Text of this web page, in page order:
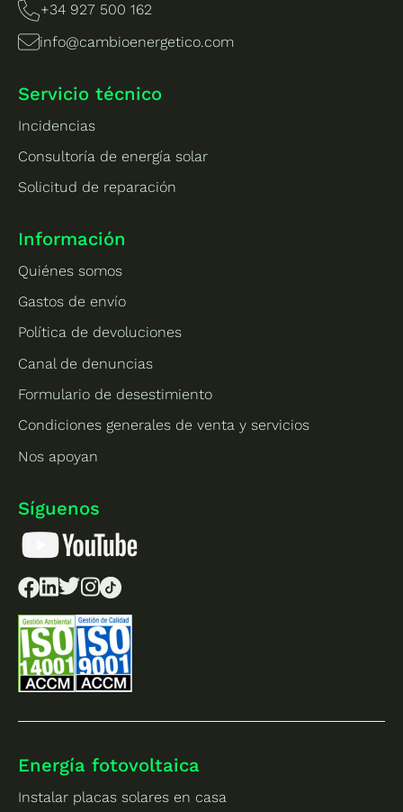
+34 927 500 162
info@cambioenergetico.com
Servicio técnico
Incidencias
Consultoría de energía solar
Solicitud de reparación
Información
Quiénes somos
Gastos de envío
Política de devoluciones
Canal de denuncias
Formulario de desestimiento
Condiciones generales de venta y servicios
Nos apoyan
Síguenos
Energía fotovoltaica
Instalar placas solares en casa